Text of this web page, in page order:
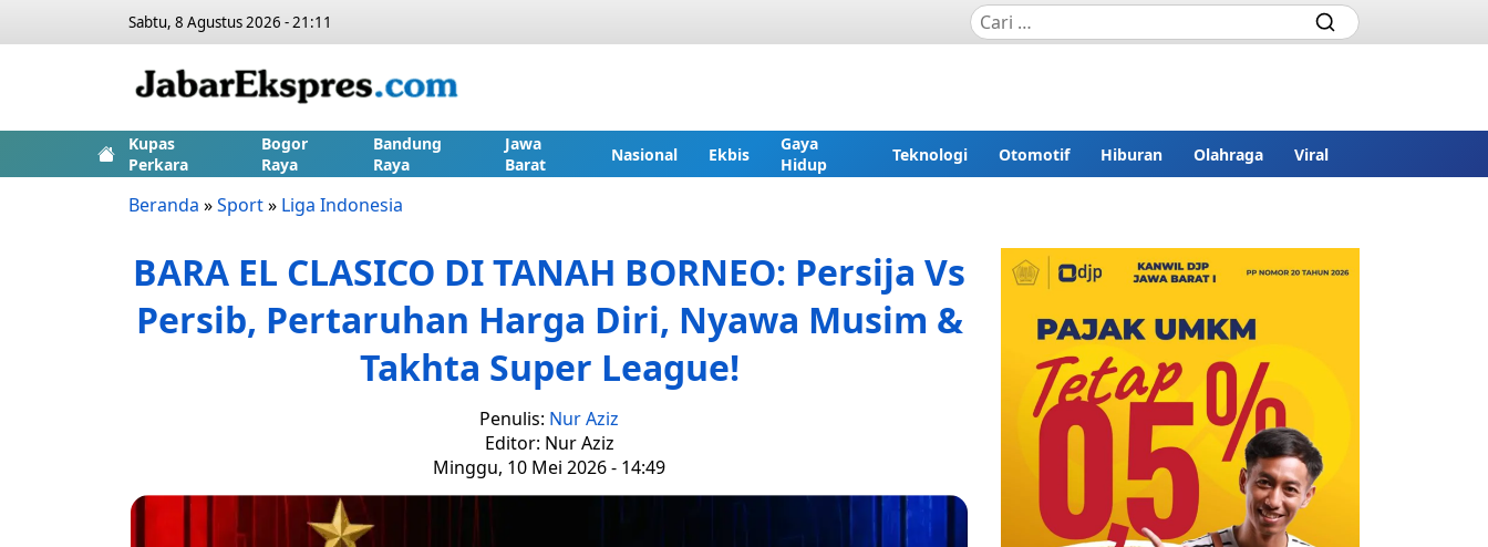
Sabtu, 8 Agustus 2026 - 21:11
Kupas
Perkara
Bogor
Raya
Bandung
Raya
Jawa
Barat
Nasional Ekbis
Gaya
Hidup
Teknologi Otomotif Hiburan Olahraga Viral
Beranda »Sport» Liga Indonesia
BARA EL CLASICO DI TANAH BORNEO: Persija Vs
Persib, Pertaruhan Harga Diri, Nyawa Musim &
Takhta Super League!
Penulis: Nur Aziz
Editor: Nur Aziz
Minggu, 10 Mei 2026 - 14:49